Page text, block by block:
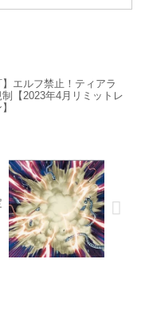
】エルフ禁止！ティアラ
【2023年4月リミットレ